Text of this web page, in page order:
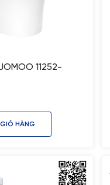
11252-
HÀNG